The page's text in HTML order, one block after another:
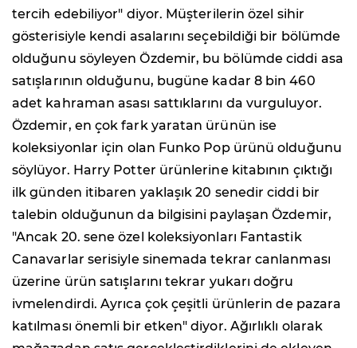
tercih edebiliyor" diyor. Müşterilerin özel sihir
gösterisiyle kendi asalarını seçebildiği bir bölümde
olduğunu söyleyen Özdemir, bu bölümde ciddi asa
satışlarının olduğunu, bugüne kadar 8 bin 460
adet kahraman asası sattıklarını da vurguluyor.
Özdemir, en çok fark yaratan ürünün ise
koleksiyonlar için olan Funko Pop ürünü olduğunu
söylüyor. Harry Potter ürünlerine kitabının çıktığı
ilk günden itibaren yaklaşık 20 senedir ciddi bir
talebin olduğunun da bilgisini paylaşan Özdemir,
"Ancak 20. sene özel koleksiyonları Fantastik
Canavarlar serisiyle sinemada tekrar canlanması
üzerine ürün satışlarını tekrar yukarı doğru
ivmelendirdi. Ayrıca çok çeşitli ürünlerin de pazara
katılması önemli bir etken" diyor. Ağırlıklı olarak